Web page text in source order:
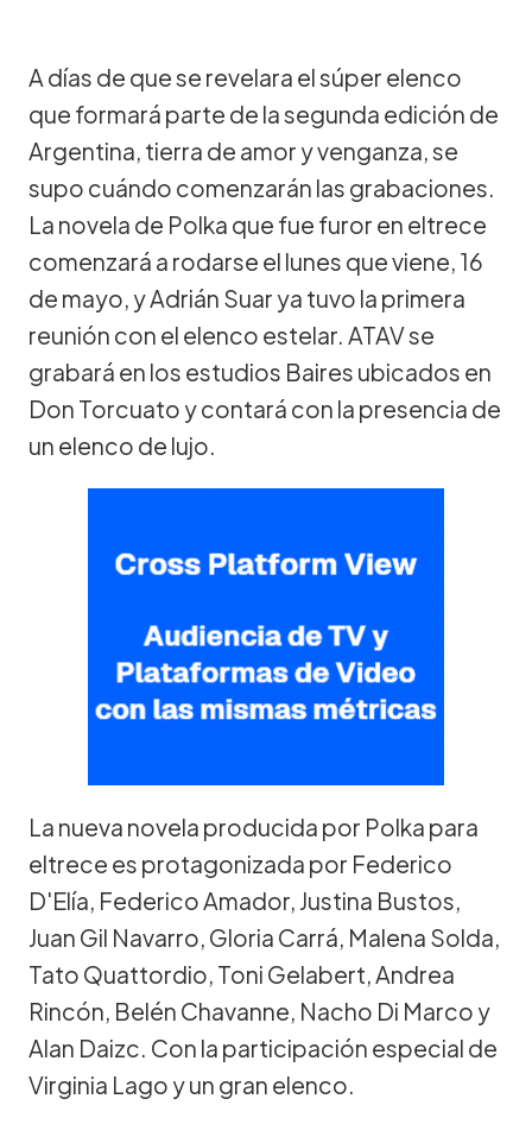
A días de que se revelara el súper elenco
que formará parte de la segunda edición de
Argentina, tierra de amor y venganza, se
supo cuándo comenzarán las grabaciones.
La novela de Polka que fue furor en eltrece
comenzará a rodarse el lunes que viene, 16
de mayo, y Adrián Suar ya tuvo la primera
reunión con el elenco estelar. ATAV se
grabará en los estudios Baires ubicados en
Don Torcuato y contará con la presencia de
un elenco de lujo.
La nueva novela producida por Polka para
eltrece es protagonizada por Federico
D'Elía, Federico Amador, Justina Bustos,
Juan Gil Navarro, Gloria Carrá, Malena Solda,
Tato Quattordio, Toni Gelabert, Andrea
Rincón, Belén Chavanne, Nacho Di Marco y
Alan Daizc. Con la participación especial de
Virginia Lago y un gran elenco.